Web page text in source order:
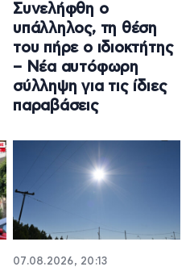
Συνελήφθη ο
υπάλληλος, τη θέση
του πήρε ο ιδιοκτήτης
– Νέα αυτόφωρη
σύλληψη για τις ίδιες
παραβάσεις
07.08.2026, 20:13